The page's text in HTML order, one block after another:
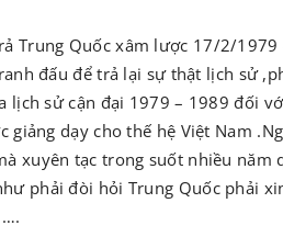
Trung Quốc xâm lược 17/2/
đấu để trả lại sự thật lịch sử
sử cận đại 1979 – 1989 đối
dạy cho thế hệ Việt Nam
xuyên tạc trong suốt nhiều năm
phải đòi hỏi Trung Quốc phải
….